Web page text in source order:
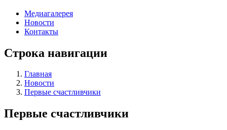
Медиагалерея
Новости
Контакты
Строка навигации
Главная
Новости
Первые счастливчики
Первые счастливчики